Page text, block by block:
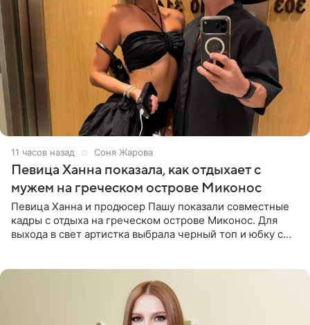
11 часов назад Соня Жарова
Певица Ханна показала, как отдыхает с
мужем на греческом острове Миконос
Певица Ханна и продюсер Пашу показали совместные
кадры с отдыха на греческом острове Миконос. Для
выхода в свет артистка выбрала черный топ и юбку с